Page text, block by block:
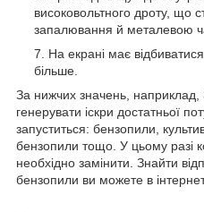
високовольтного дроту, що
запалювання й металевою
На екрані має
більше.
За нижчих значень,
генерувати іскри достатньої
запуститься: бензопили,
бензопили тощо. У цьому разі
необхідно замінити. Знайти
бензопили ви можете в